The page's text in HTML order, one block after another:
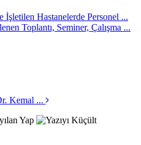
İşletilen Hastanelerde Personel ...
Toplantı, Seminer, Çalışma ...
Kemal ...